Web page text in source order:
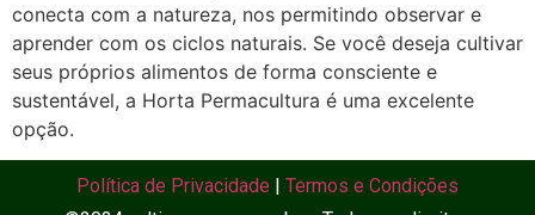
conecta com a natureza, nos permitindo observar e
aprender com os ciclos naturais. Se você deseja cultivar
seus próprios alimentos de forma consciente e
sustentável, a Horta Permacultura é uma excelente
opção.
Política de Privacidade
Termos e Condições